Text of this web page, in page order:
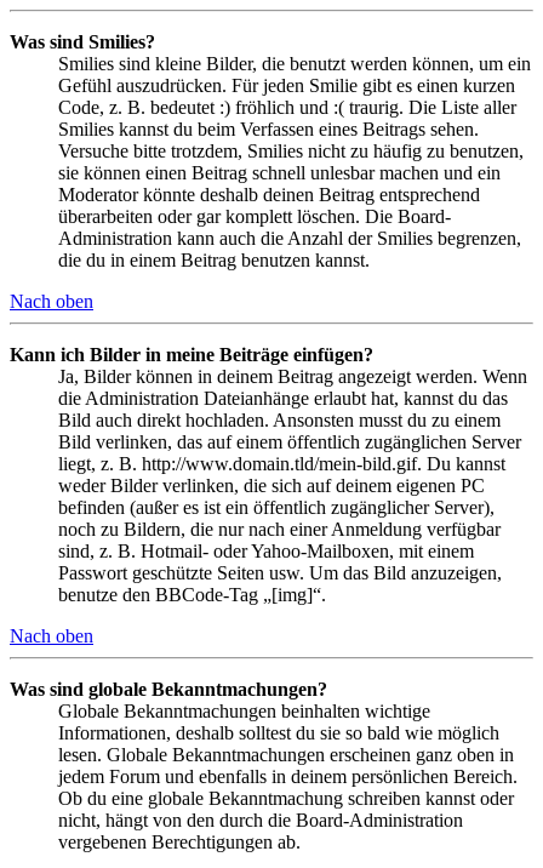
Was sind Smilies?
Smilies sind kleine Bilder, die benutzt werden können, um ein
Gefühl auszudrücken. Für jeden Smilie gibt es einen kurzen
Code, z. B. bedeutet :) fröhlich und :( traurig. Die Liste aller
Smilies kannst du beim Verfassen eines Beitrags sehen.
Versuche bitte trotzdem, Smilies nicht zu häufig zu benutzen,
sie können einen Beitrag schnell unlesbar machen und ein
Moderator könnte deshalb deinen Beitrag entsprechend
überarbeiten oder gar komplett löschen. Die Board-
Administration kann auch die Anzahl der Smilies begrenzen,
die du in einem Beitrag benutzen kannst.
Nach oben
Kann ich Bilder in meine Beiträge einfügen?
Ja, Bilder können in deinem Beitrag angezeigt werden. Wenn
die Administration Dateianhänge erlaubt hat, kannst du das
Bild auch direkt hochladen. Ansonsten musst du zu einem
Bild verlinken, das auf einem öffentlich zugänglichen Server
liegt, z. B. http://www.domain.tld/mein-bild.gif. Du kannst
weder Bilder verlinken, die sich auf deinem eigenen PC
befinden (außer es ist ein öffentlich zugänglicher Server),
noch zu Bildern, die nur nach einer Anmeldung verfügbar
sind, z. B. Hotmail- oder Yahoo-Mailboxen, mit einem
Passwort geschützte Seiten usw. Um das Bild anzuzeigen,
benutze den BBCode-Tag „[img]“.
Nach oben
Was sind globale Bekanntmachungen?
Globale Bekanntmachungen beinhalten wichtige
Informationen, deshalb solltest du sie so bald wie möglich
lesen. Globale Bekanntmachungen erscheinen ganz oben in
jedem Forum und ebenfalls in deinem persönlichen Bereich.
Ob du eine globale Bekanntmachung schreiben kannst oder
nicht, hängt von den durch die Board-Administration
vergebenen Berechtigungen ab.